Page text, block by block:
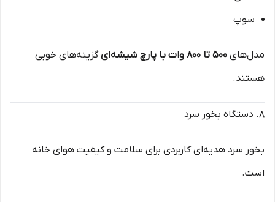
سوپ
مدل‌های ۵۰۰ تا ۸۰۰ وات با پارچ شیشه‌ای
گزینه‌های خوبی
هستند.
۸. دستگاه بخور سرد
بخور سرد هدیه‌ای کاربردی برای سلامت و کیفیت هوای خانه
است.